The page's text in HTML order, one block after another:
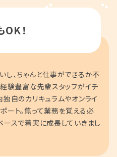
！
し、ちゃんと仕事ができるか不
験豊富な先輩スタッフがイチ
自のカリキュラムやオンライ
ート。焦って業務を覚える必
ースで着実に成長していきまし